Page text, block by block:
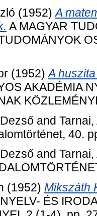
(1952)A
A MAGYAR
(1952)A
AKADÉMIA
and
40.
and
(1952) Mikszáth
ÉS